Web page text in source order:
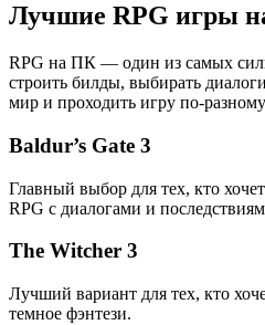
Лучшие RPG игры
RPG на ПК — один из самых
строить билды, выбирать
мир и проходить игру по-
Baldur’s Gate 3
Главный выбор для тех, кто
RPG с диалогами и
The Witcher 3
Лучший вариант для тех, кто
темное фэнтези.